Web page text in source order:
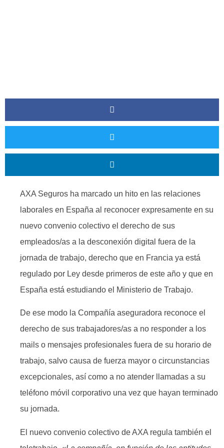
AXA Seguros ha marcado un hito en las relaciones
laborales en España al reconocer expresamente en su
nuevo convenio colectivo el derecho de sus
empleados/as a la desconexión digital fuera de la
jornada de trabajo, derecho que en Francia ya está
regulado por Ley desde primeros de este año y que en
España está estudiando el Ministerio de Trabajo.
De ese modo la Compañía aseguradora reconoce el
derecho de sus trabajadores/as a no responder a los
mails o mensajes profesionales fuera de su horario de
trabajo, salvo causa de fuerza mayor o circunstancias
excepcionales, así como a no atender llamadas a su
teléfono móvil corporativo una vez que hayan terminado
su jornada.
El nuevo convenio colectivo de AXA regula también el